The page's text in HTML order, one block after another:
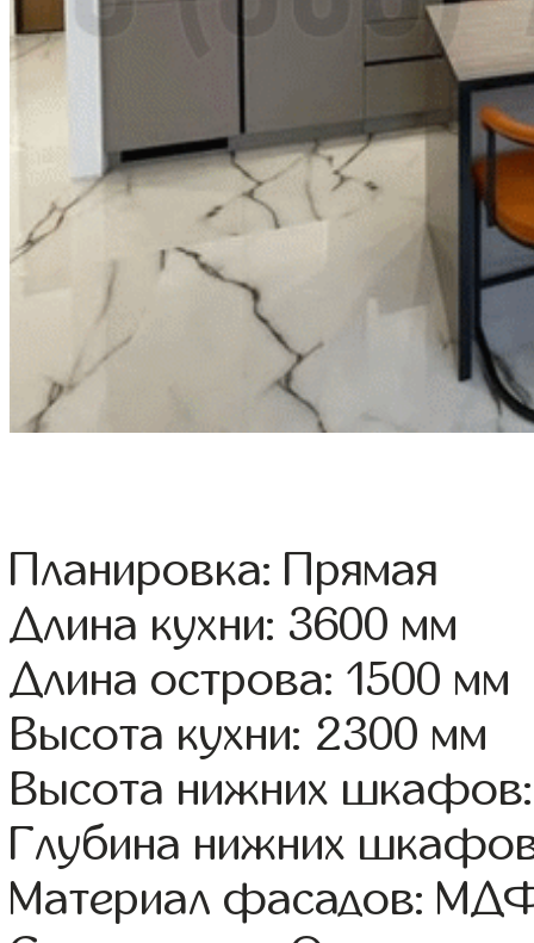
Планировка: Прямая
Длина кухни: 3600 мм
Длина острова: 1500 мм
Высота кухни: 2300 мм
Высота нижних
Глубина нижних
Материал фасадов: